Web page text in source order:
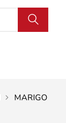
MARIGO